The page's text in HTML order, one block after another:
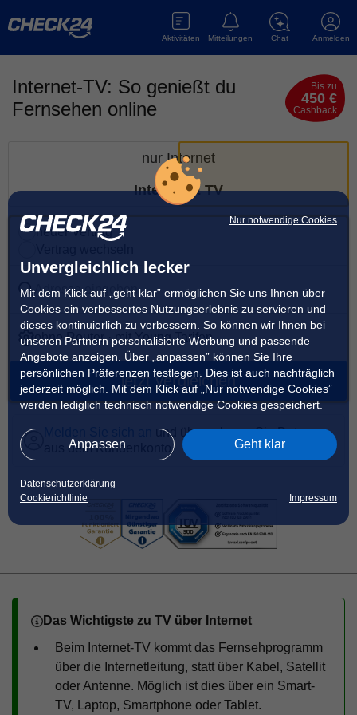
Nur notwendige Cookies
Unvergleichlich lecker
Mit dem Klick auf „geht klar” ermöglichen Sie uns Ihnen über
Cookies ein verbessertes Nutzungserlebnis zu servieren und
dieses kontinuierlich zu verbessern. So können wir Ihnen bei
unseren Partnern personalisierte Werbung und passende
Angebote anzeigen. Über „anpassen” können Sie Ihre
persönlichen Präferenzen festlegen. Dies ist auch nachträglich
jederzeit möglich. Mit dem Klick auf „Nur notwendige Cookies”
werden lediglich technisch notwendige Cookies gespeichert.
Anpassen Geht klar
Datenschutzerklärung
Cookierichtlinie
Impressum
Anmelden
Chat
Mitteilungen
Aktivitäten
Internet-TV: So genießt du
Fernsehen online
Bis zu
450 €
Cashback
nur Internet
Internet & TV
neuer Vertrag
Adresse eingeben
ohne Router · mit Young Tarifen
jetzt vergleichen
Melden Sie sich anund übernehmen Sie Daten
aus dem Kundenkonto.
Das Wichtigste zu TV über Internet
Beim Internet-TV kommt das Fernsehprogramm
über die Internetleitung, statt über Kabel, Satellit
oder Antenne. Möglich ist dies über ein Smart-
TV, Laptop, Smartphone oder Tablet.